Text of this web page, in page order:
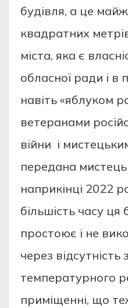
будівля, а це
квадратних
міста, яка є
обласної ради і в
навіть «яблуком
ветеранами
війни і
передана
наприкінці 2022
більшість часу ця
простоює і не
через відсутність
температурного
приміщенні, що